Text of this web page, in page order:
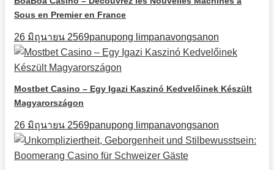
Sous en Premier en France
26 มิถุนายน 2569panupong limpanavongsanon
Mostbet Casino – Egy Igazi Kaszinó Kedvelőinek Készült
Magyarországon
26 มิถุนายน 2569panupong limpanavongsanon